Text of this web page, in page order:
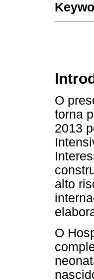
O
torna
2013
alto
O